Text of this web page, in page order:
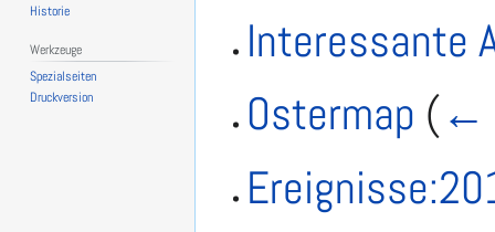
Interessante
Ostermap (←
Historie
Werkzeuge
Spezialseiten
Druckversion